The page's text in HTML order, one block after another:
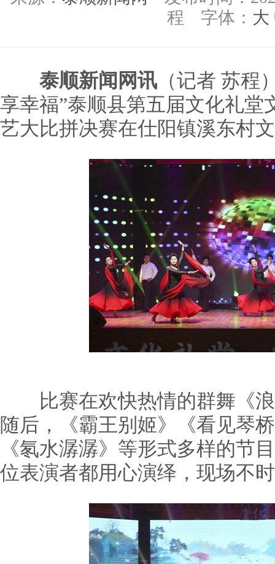
程
字体： 大
泰顺新闻网讯 （记者 苏程
享幸福”泰顺县第五届文化礼堂
艺大比拼决赛在仕阳镇溪东村
比赛在欢快热情的群舞《浪
随后，《霸王别姬》《看见琴
《氡水潺潺》等形式多样的节
位表演者都用心演绎，现场不